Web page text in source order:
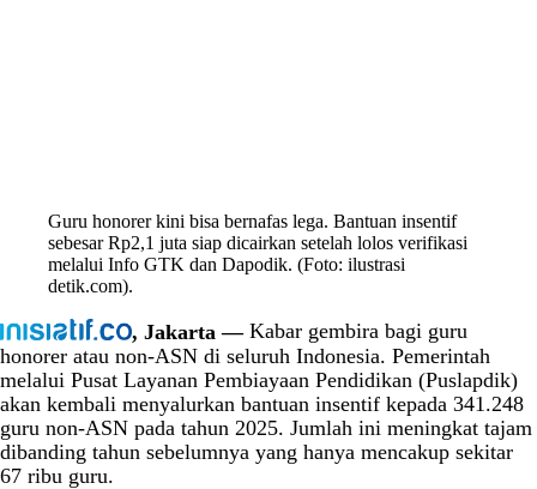
Guru honorer kini bisa bernafas lega. Bantuan insentif
sebesar Rp2,1 juta siap dicairkan setelah lolos verifikasi
melalui Info GTK dan Dapodik. (Foto: ilustrasi
detik.com).
, Jakarta —Kabar gembira bagi guru
honorer atau non-ASN di seluruh Indonesia. Pemerintah
melalui Pusat Layanan Pembiayaan Pendidikan (Puslapdik)
akan kembali menyalurkan bantuan insentif kepada 341.248
guru non-ASN pada tahun 2025. Jumlah ini meningkat tajam
dibanding tahun sebelumnya yang hanya mencakup sekitar
67 ribu guru.